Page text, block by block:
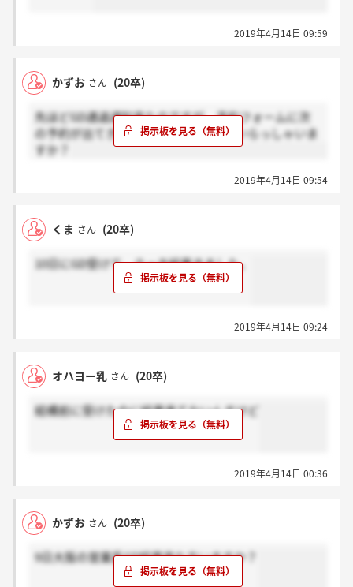
2019年4月14日 09:59
かずお さん (20卒)
先ほどGD通過通知来たのですが、予約フォームに次
の予約が出てきません。同じような方いらっしゃいま
すか？
2019年4月14日 09:54
くま さん (20卒)
10日にGD受けて、さっき結果きました。
2019年4月14日 09:24
オハヨー乳 さん (20卒)
結構前に受けたのに結果来てないんすけど
2019年4月14日 00:36
かずお さん (20卒)
9日大阪の営業系GD結果来た方いますか？